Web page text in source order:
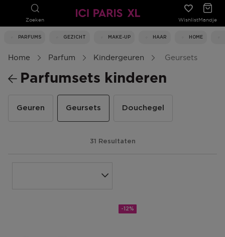
Zoeken WishlistMandje
PARFUMS GEZICHT MAKE-UP HAAR HOME
Home Parfum Kindergeuren Geursets
Parfumsets kinderen
Geuren Geursets Douchegel
31 Resultaten
-12%